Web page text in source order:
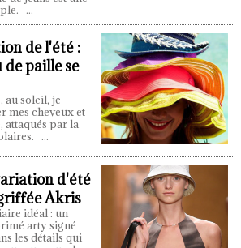
...
de l'été :
de paille se
au soleil, je
mes cheveux et
attaqués par la
...
d'été
Akris
idéal : un
arty signé
les détails qui